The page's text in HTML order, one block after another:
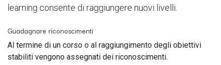
learning consente di raggiungere nuovi livelli.
Guadagnare riconoscimenti
Al termine di un corso o al raggiungimento degli obiettivi
stabiliti vengono assegnati dei riconoscimenti.